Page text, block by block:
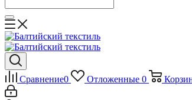
Сравнение0 Отложенные 0